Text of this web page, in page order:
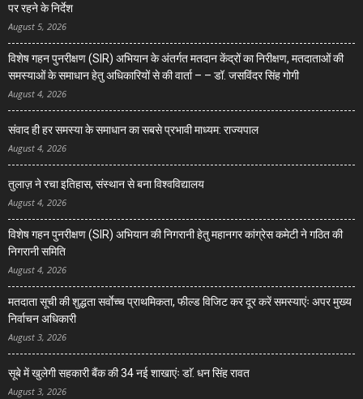
पर रहने के निर्देश
August 5, 2026
विशेष गहन पुनरीक्षण (SIR) अभियान के अंतर्गत मतदान केंद्रों का निरीक्षण, मतदाताओं की
समस्याओं के समाधान हेतु अधिकारियों से की वार्ता – – डॉ. जसविंदर सिंह गोगी
August 4, 2026
संवाद ही हर समस्या के समाधान का सबसे प्रभावी माध्यम: राज्यपाल
August 4, 2026
तुलाज़ ने रचा इतिहास, संस्थान से बना विश्वविद्यालय
August 4, 2026
विशेष गहन पुनरीक्षण (SIR) अभियान की निगरानी हेतु महानगर कांग्रेस कमेटी ने गठित की
निगरानी समिति
August 4, 2026
मतदाता सूची की शुद्धता सर्वाेच्च प्राथमिकता, फील्ड विजिट कर दूर करें समस्याएंः अपर मुख्य
निर्वाचन अधिकारी
August 3, 2026
सूबे में खुलेगी सहकारी बैंक की 34 नई शाखाएंः डाॅ. धन सिंह रावत
August 3, 2026